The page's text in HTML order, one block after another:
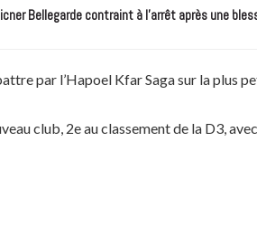
Bellegarde contraint à l’arrêt après une
par l’Hapoel Kfar Saga sur la plus
club, 2e au classement de la D3,